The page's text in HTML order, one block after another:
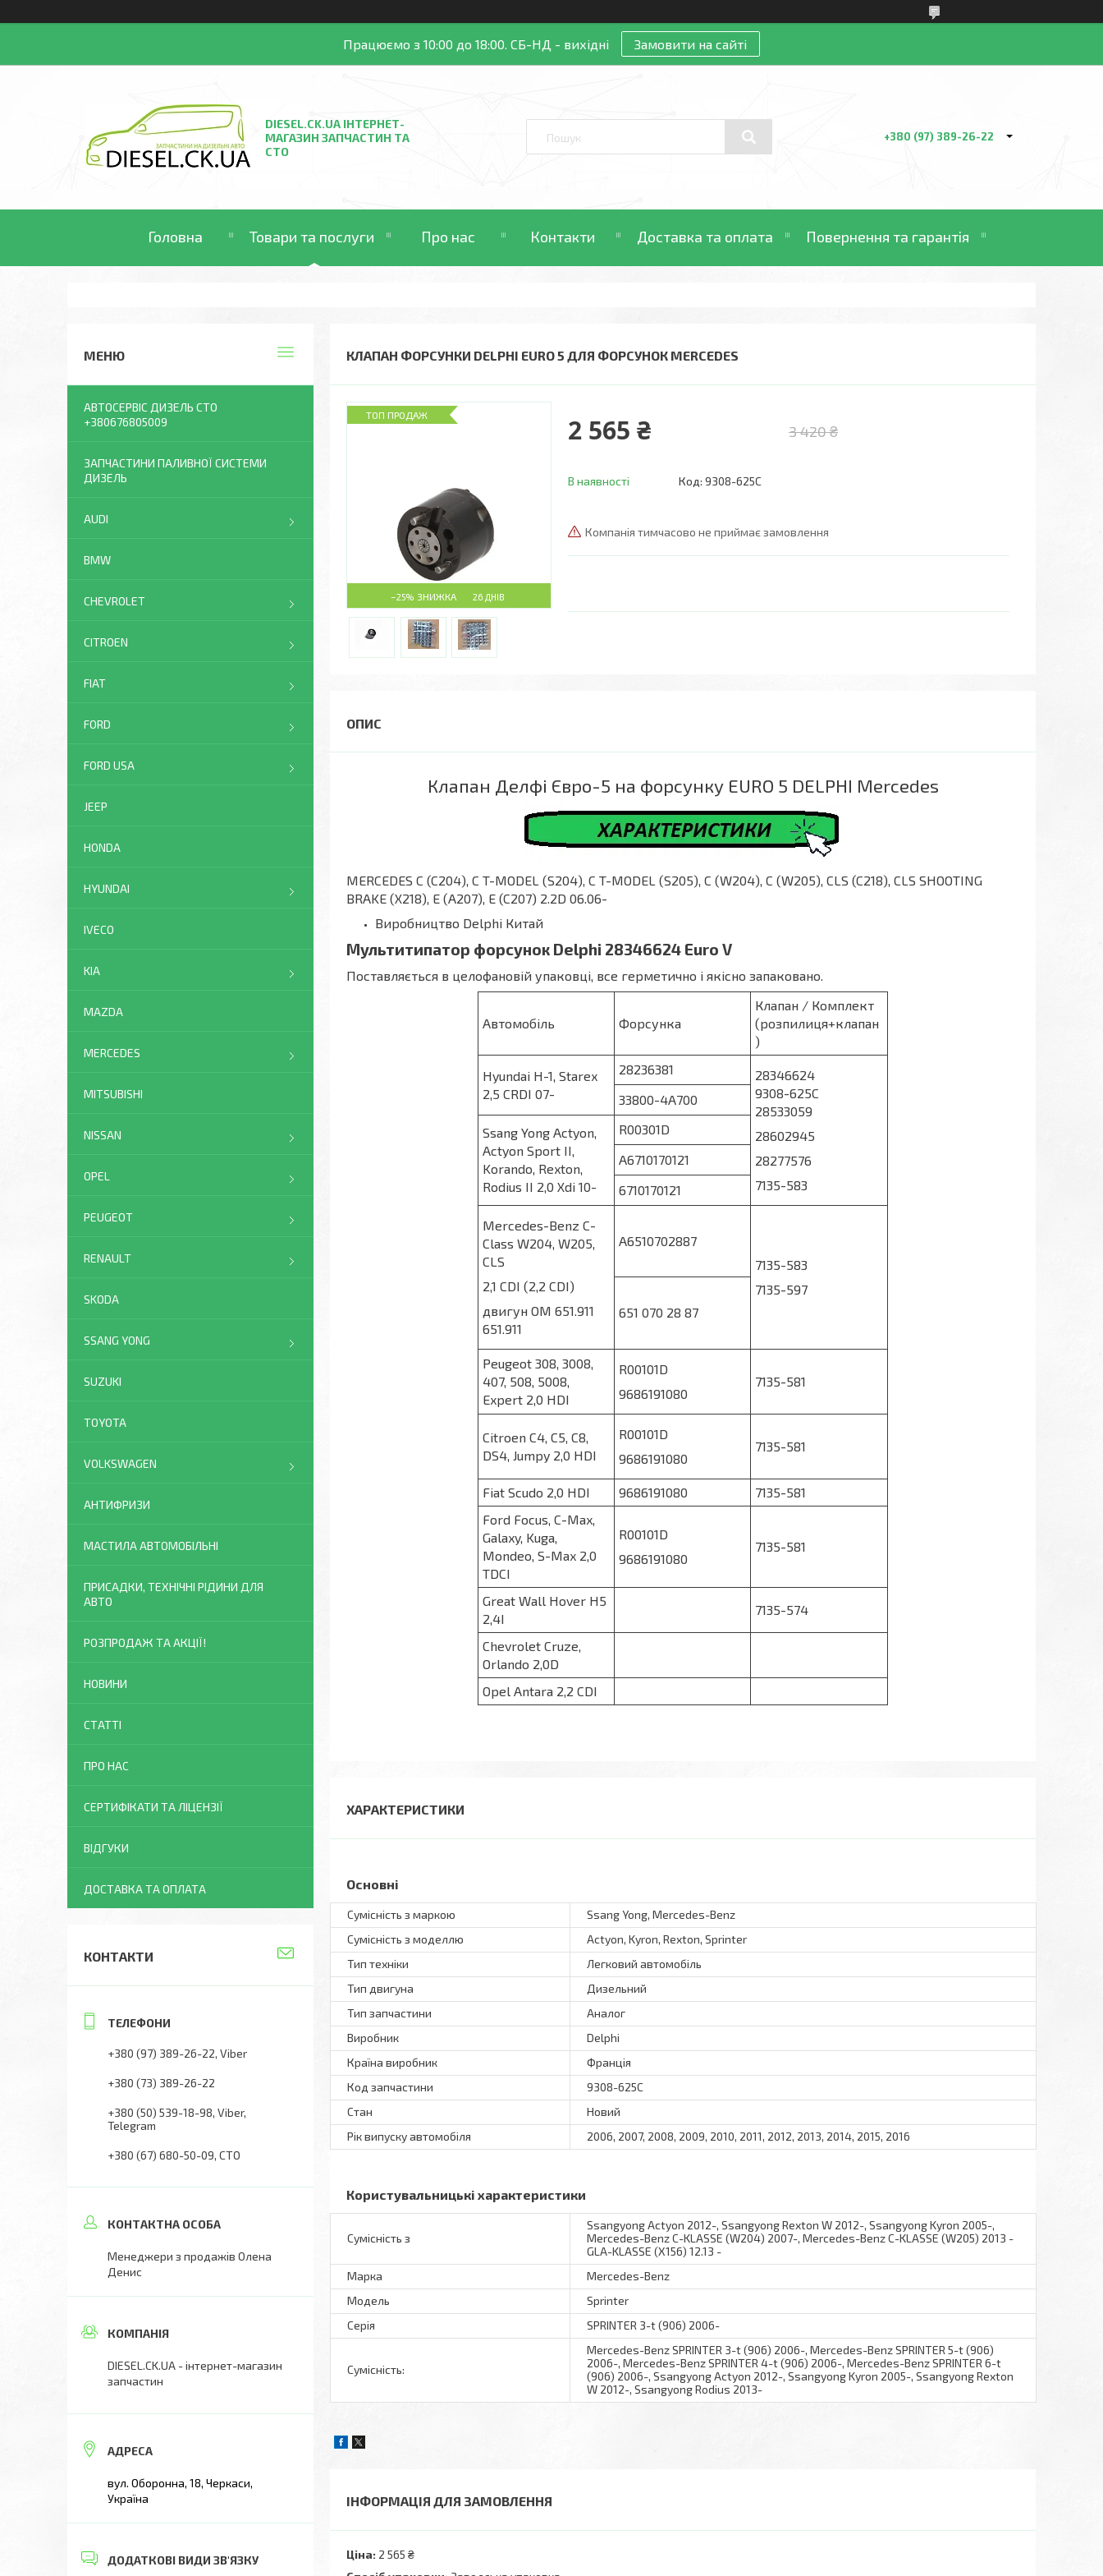
Працюємо з 10:00 до 18:00. СБ-НД - вихідні Замовити на сайті
DIESEL.CK.UA ІНТЕРНЕТ-
МАГАЗИН ЗАПЧАСТИН ТА
СТО
+380 (97) 389-26-22
Головна Товари та послуги Про нас Контакти Доставка та оплата Повернення та гарантія
КЛАПАН ФОРСУНКИ DELPHI EURO 5 ДЛЯ ФОРСУНОК MERCEDES
–25% 26 ДНІВ
ТОП ПРОДАЖ
3 420 ₴
2 565 ₴
В наявності Код: 9308-625C
Компанія тимчасово не приймає замовлення
Клапан Делфі Євро-5 на форсунку EURO 5 DELPHI Mercedes
MERCEDES C (C204), C T-MODEL (S204), C T-MODEL (S205), C (W204), C (W205), CLS (C218), CLS SHOOTING
BRAKE (X218), E (A207), E (C207) 2.2D 06.06-
Виробництво Delphi Китай
Мультитипатор форсунок Delphi 28346624 Euro V
Поставляється в целофановій упаковці, все герметично і якісно запаковано.
Автомобіль Форсунка
Клапан / Комплект
(розпилиця+клапан
)
Hyundai H-1, Starex
2,5 CRDI 07-
28236381
28346624
9308-625C
28533059
28602945
28277576
7135-583
33800-4A700
Ssang Yong Actyon,
Actyon Sport II,
Korando, Rexton,
Rodius II 2,0 Xdi 10-
R00301D
A6710170121
6710170121
Mercedes-Benz C-
Class W204, W205,
CLS
2,1 CDI (2,2 CDI)
двигун OM 651.911
651.911
A6510702887
7135-583
7135-597
651 070 28 87
Peugeot 308, 3008,
407, 508, 5008,
Expert 2,0 HDI
R00101D
9686191080
7135-581
Citroen C4, C5, C8,
DS4, Jumpy 2,0 HDI
R00101D
9686191080
7135-581
Fiat Scudo 2,0 HDI 9686191080
7135-581
Ford Focus, С-Max,
Galaxy, Kuga,
Mondeo, S-Max 2,0
TDCI
R00101D
9686191080
7135-581
Great Wall Hover H5
2,4I
7135-574
Chevrolet Cruze,
Orlando 2,0D
Opel Antara 2,2 CDI
ХАРАКТЕРИСТИКИ
Основні
Сумісність з маркою
Ssang Yong, Mercedes-Benz
Сумісність з моделлю
Actyon, Kyron, Rexton, Sprinter
Тип техніки
Легковий автомобіль
Тип двигуна
Дизельний
Тип запчастини
Аналог
Виробник
Delphi
Країна виробник
Франція
Код запчастини
9308-625C
Стан
Новий
Рік випуску автомобіля
2006, 2007, 2008, 2009, 2010, 2011, 2012, 2013, 2014, 2015, 2016
Користувальницькі характеристики
Сумісність з
Ssangyong Actyon 2012-, Ssangyong Rexton W 2012-, Ssangyong Kyron 2005-,
Mercedes-Benz C-KLASSE (W204) 2007-, Mercedes-Benz C-KLASSE (W205) 2013 -
GLA-KLASSE (X156) 12.13 -
Марка
Mercedes-Benz
Модель
Sprinter
Серія
SPRINTER 3-t (906) 2006-
Сумісність:
Mercedes-Benz SPRINTER 3-t (906) 2006-, Mercedes-Benz SPRINTER 5-t (906)
2006-, Mercedes-Benz SPRINTER 4-t (906) 2006-, Mercedes-Benz SPRINTER 6-t
(906) 2006-, Ssangyong Actyon 2012-, Ssangyong Kyron 2005-, Ssangyong Rexton
W 2012-, Ssangyong Rodius 2013-
ІНФОРМАЦІЯ ДЛЯ ЗАМОВЛЕННЯ
Ціна: 2 565 ₴
АВТОСЕРВІС ДИЗЕЛЬ СТО
+380676805009
ЗАПЧАСТИНИ ПАЛИВНОЇ СИСТЕМИ
ДИЗЕЛЬ
AUDI
BMW
CHEVROLET
CITROEN
FIAT
FORD
FORD USA
JEEP
HONDA
HYUNDAI
IVECO
KIA
MAZDA
MERCEDES
MITSUBISHI
NISSAN
OPEL
PEUGEOT
RENAULT
SKODA
SSANG YONG
SUZUKI
TOYOTA
VOLKSWAGEN
АНТИФРИЗИ
МАСТИЛА АВТОМОБІЛЬНІ
ПРИСАДКИ, ТЕХНІЧНІ РІДИНИ ДЛЯ
АВТО
РОЗПРОДАЖ ТА АКЦІЇ!
НОВИНИ
СТАТТІ
ПРО НАС
СЕРТИФІКАТИ ТА ЛІЦЕНЗІЇ
ВІДГУКИ
ДОСТАВКА ТА ОПЛАТА
КОНТАКТИ
+380 (97) 389-26-22 Viber
+380 (73) 389-26-22
+380 (50) 539-18-98 Viber,
Telegram
+380 (67) 680-50-09 СТО
Менеджери з продажів Олена
Денис
DIESEL.CK.UA - інтернет-магазин
запчастин
вул. Оборонна, 18, Черкаси,
Україна